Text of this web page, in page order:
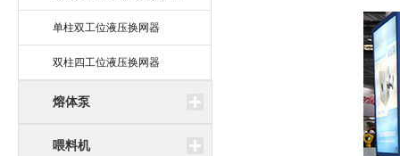
单柱双工位液压换网器
双柱四工位液压换网器
熔体泵
喂料机